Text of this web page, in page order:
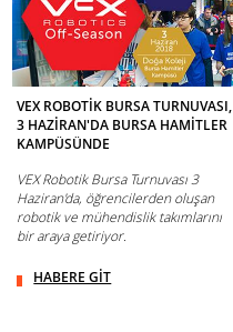
VEX ROBOTİK BURSA TURNUVASI,
3 HAZİRAN'DA BURSA HAMİTLER
KAMPÜSÜNDE
VEX Robotik Bursa Turnuvası 3
Haziran'da, öğrencilerden oluşan
robotik ve mühendislik takımlarını
bir araya getiriyor.
HABERE GİT